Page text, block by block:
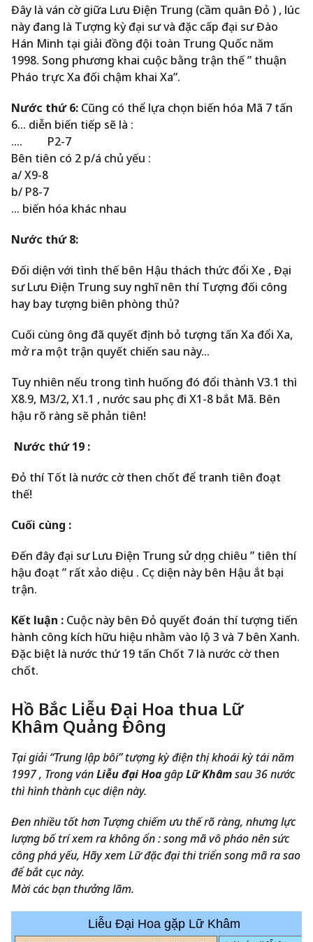
Đây là ván cờ giữa Lưu Điện Trung (cầm quân Đỏ ) , lúc
này đang là Tượng kỳ đại sư và đặc cấp đại sư Đào
Hán Minh tại giải đồng đội toàn Trung Quốc năm
1998. Song phương khai cuộc bằng trận thế ” thuận
Pháo trực Xa đối chậm khai Xa”.
Nước thứ 6: Cũng có thể lựa chọn biến hóa Mã 7 tấn
6… diễn biến tiếp sẽ là :
…. P2-7
Bên tiên có 2 p/á chủ yếu :
a/ X9-8
b/ P8-7
… biến hóa khác nhau
Nước thứ 8:
Đối diện với tình thế bên Hậu thách thức đổi Xe , Đại
sư Lưu Điện Trung suy nghĩ nên thí Tượng đối công
hay bay tượng biên phòng thủ?
Cuối cùng ông đã quyết định bỏ tượng tấn Xa đổi Xa,
mở ra một trận quyết chiến sau này…
Tuy nhiên nếu trong tình huống đó đổi thành V3.1 thì
X8.9, M3/2, X1.1 , nước sau phục đi X1-8 bắt Mã. Bên
hậu rõ ràng sẽ phản tiên!
Nước thứ 19 :
Đỏ thí Tốt là nước cờ then chốt để tranh tiên đoạt
thế!
Cuối cùng :
Đến đây đại sư Lưu Điện Trung sử dụng chiêu ” tiên thí
hậu đoạt ” rất xảo diệu . Cục diện này bên Hậu ắt bại
trận.
Kết luận : Cuộc này bên Đỏ quyết đoán thí tượng tiến
hành công kích hữu hiệu nhằm vào lộ 3 và 7 bên Xanh.
Đặc biệt là nước thứ 19 tấn Chốt 7 là nước cờ then
chốt.
Hồ Bắc Liễu Đại Hoa thua Lữ
Khâm Quảng Đông
Tại giải “Trung lập bôi” tượng kỳ điện thị khoái kỳ tái năm
1997 , Trong vánLiễu đại HoagâpLữ Khâmsau 36 nước
thì hình thành cục diện này.
Đen nhiều tốt hơn Tượng chiếm ưu thế rõ ràng, nhưng lực
lượng bố trí xem ra không ổn : song mã vô pháo nên sức
công phá yếu, Hãy xem Lữ đặc đại thi triển song mã ra sao
để bắt cục này.
Mời các bạn thưởng lãm.